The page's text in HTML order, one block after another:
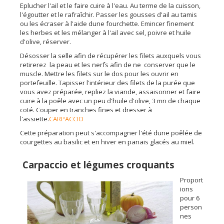
Eplucher l'ail et le faire cuire à l'eau. Au terme de la cuisson,
l'égoutter et le rafraîchir. Passer les gousses d'ail au tamis
ou les écraser à l'aide dune fourchette. Emincer finement
les herbes et les mélanger à l'ail avec sel, poivre et huile
d'olive, réserver.
Désosser la selle afin de récupérer les filets auxquels vous
retirerez la peau et les nerfs afin de ne conserver que le
muscle. Mettre les filets sur le dos pour les ouvrir en
portefeuille. Tapisser l'intérieur des filets de la purée que
vous avez préparée, repliez la viande, assaisonner et faire
cuire à la poêle avec un peu d'huile d'olive, 3 mn de chaque
coté. Couper en tranches fines et dresser à
l'assiette.CARPACCIO
Cette préparation peut s'accompagner l'été dune poêlée de
courgettes au basilic et en hiver en panais glacés au miel.
Carpaccio et légumes croquants
Proport
ions
pour 6
person
nes